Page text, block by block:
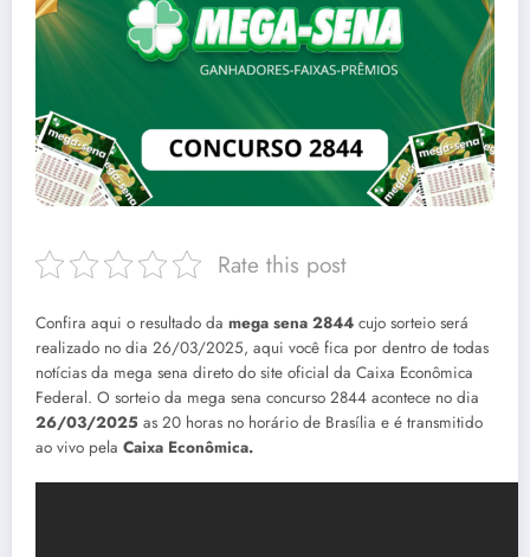
Rate this post
Confira aqui o resultado da mega sena 2844 cujo sorteio será
realizado no dia 26/03/2025, aqui você fica por dentro de todas
notícias da mega sena direto do site oficial da Caixa Econômica
Federal. O sorteio da mega sena concurso 2844 acontece no dia
26/03/2025 as 20 horas no horário de Brasília e é transmitido
ao vivo pela Caixa Econômica.